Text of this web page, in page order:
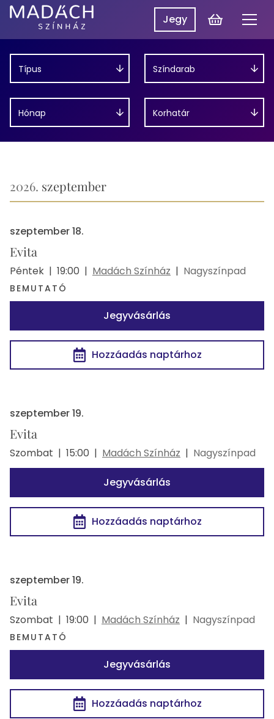
Madách
Színház
Műsor
Hírek
Előadások
Rólunk
Jegy
Kosár
Belépés
Műsor
2026. szeptember
szeptember 18.
Evita
Péntek | 19:00 | Madách Színház | Nagyszínpad
BEMUTATÓ
Jegyvásárlás
Hozzáadás naptárhoz
szeptember 19.
Evita
Szombat | 15:00 | Madách Színház | Nagyszínpad
Jegyvásárlás
Hozzáadás naptárhoz
szeptember 19.
Evita
Szombat | 19:00 | Madách Színház | Nagyszínpad
BEMUTATÓ
Jegyvásárlás
Hozzáadás naptárhoz